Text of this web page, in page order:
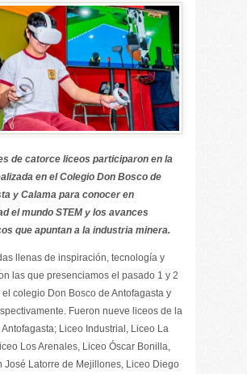
de catorce liceos participaron en la
en el Colegio Don Bosco de
y Calama para conocer en
el mundo STEM y los avances
que apuntan a la industria minera.
llenas de inspiración, tecnología y
las que presenciamos el pasado 1 y 2
colegio Don Bosco de Antofagasta y
Fueron nueve liceos de la
Antofagasta; Liceo Industrial, Liceo La
Los Arenales, Liceo Óscar Bonilla,
José Latorre de Mejillones, Liceo Diego